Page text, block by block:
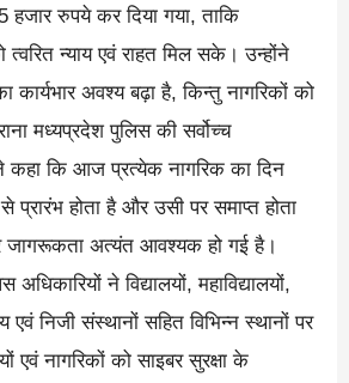
हजार रुपये कर दिया गया, ताकि
त्वरित न्याय एवं राहत मिल सके। उन्होंने
अवश्य बढ़ा है, किन्तु नागरिकों को
मध्यप्रदेश पुलिस की सर्वोच्च
कहा कि आज प्रत्येक नागरिक का दिन
होता है और उसी पर समाप्त होता
जागरूकता अत्यंत आवश्यक हो गई है।
ने विद्यालयों, महाविद्यालयों,
एवं निजी संस्थानों सहित विभिन्न स्थानों पर
एवं नागरिकों को साइबर सुरक्षा के